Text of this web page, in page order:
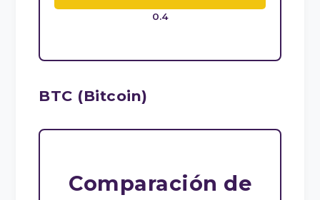
0.4
BTC (Bitcoin)
Comparación de